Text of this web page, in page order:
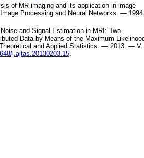
of MR imaging and its application in image
Processing and Neural Networks. — 1994
Noise and Signal Estimation in MRI: Two-
Data by Means of the Maximum
and Applied Statistics. — 2013. — V.
j.ajtas.20130203.15.